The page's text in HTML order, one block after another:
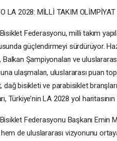
LA 2028: MİLLİ TAKIM OLİMPİYAT
Federasyonu, milli takım
güçlendirmeyi sürdürüyor.
Balkan Şampiyonaları ve
ulaşmaları, uluslararası puan
dağ bisikleti ve parabisiklet
Türkiye’nin LA 2028 yol
Federasyonu Başkanı Emin
de uluslararası vizyonunu